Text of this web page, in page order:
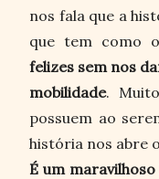
nos fala que a
que tem como
felizes sem nos
mobilidade.
possuem ao
história nos abre
É um